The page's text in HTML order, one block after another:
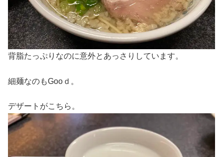
背脂たっぷりなのに意外とあっさりしています。
細麺なのもGooｄ。
デザートがこちら。